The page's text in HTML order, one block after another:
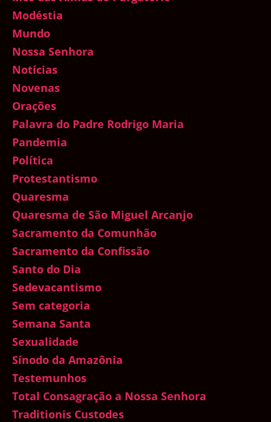
Modéstia
Mundo
Nossa Senhora
Notícias
Novenas
Orações
Palavra do Padre Rodrigo Maria
Pandemia
Política
Protestantismo
Quaresma
Quaresma de São Miguel Arcanjo
Sacramento da Comunhão
Sacramento da Confissão
Santo do Dia
Sedevacantismo
Sem categoria
Semana Santa
Sexualidade
Sínodo da Amazônia
Testemunhos
Total Consagração a Nossa Senhora
Traditionis Custodes